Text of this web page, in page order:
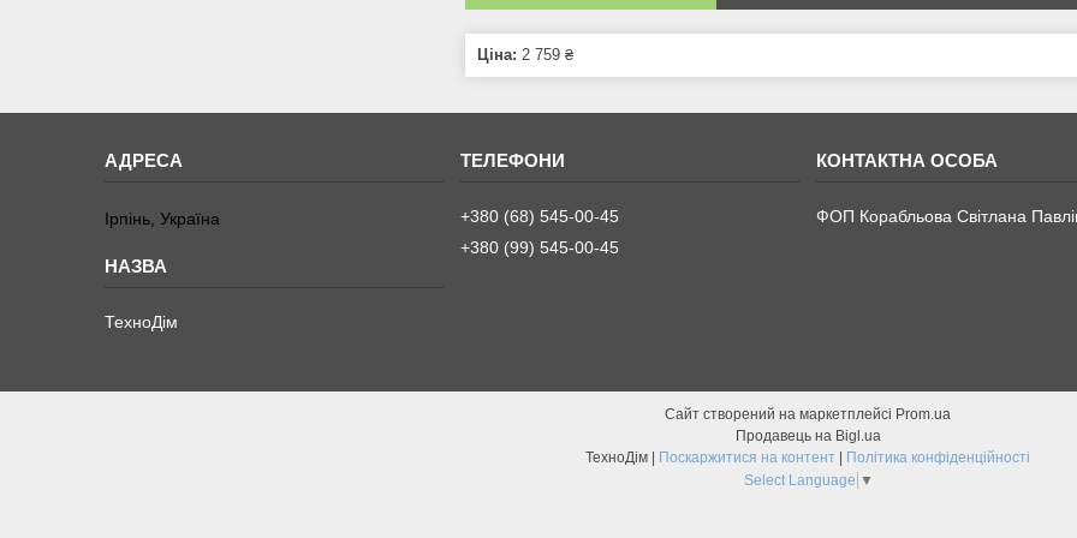
Ціна: 2 759 ₴
Ірпінь, Україна
ТехноДім
+380 (68) 545-00-45
+380 (99) 545-00-45
ФОП Корабльова Світлана
Сайт створений на маркетплейсі Prom.ua
Продавець на Bigl.ua
Поскаржитися на контент
Політика конфіденційності
Select Language ▼